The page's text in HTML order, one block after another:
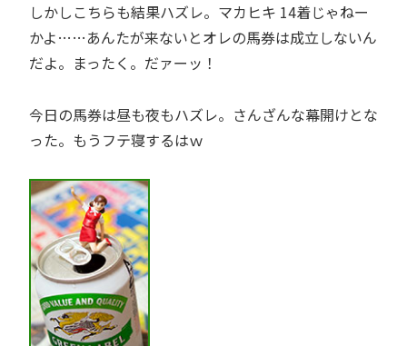
しかしこちらも結果ハズレ。マカヒキ 14着じゃねー
かよ……あんたが来ないとオレの馬券は成立しないん
だよ。まったく。だァーッ！
今日の馬券は昼も夜もハズレ。さんざんな幕開けとな
った。もうフテ寝するはｗ